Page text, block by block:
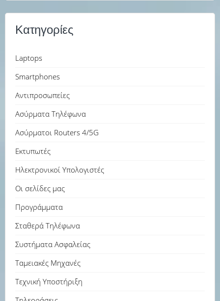
Κατηγορίες
Laptops
Smartphones
Αντιπροσωπείες
Ασύρματα Τηλέφωνα
Ασύρματοι Routers 4/5G
Εκτυπωτές
Ηλεκτρονικοί Υπολογιστές
Οι σελίδες μας
Προγράμματα
Σταθερά Τηλέφωνα
Συστήματα Ασφαλείας
Ταμειακές Μηχανές
Τεχνική Υποστήριξη